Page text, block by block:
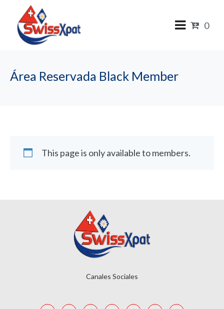
0
Área Reservada Black Member
This page is only available to members.
Canales Sociales